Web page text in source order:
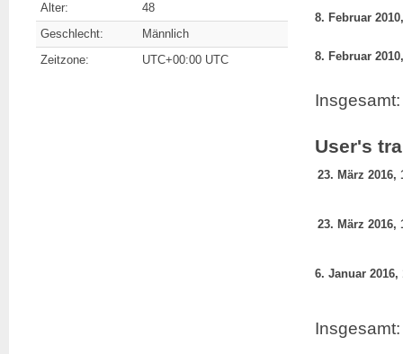
Alter:
48
Geschlecht:
Männlich
Zeitzone:
UTC+00:00 UTC
User's
23. März 2016,
23. März 2016,